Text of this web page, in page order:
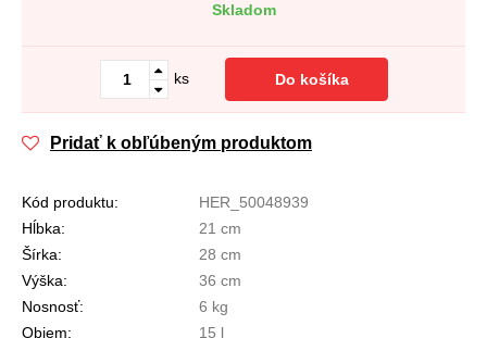
Skladom
ks Do košíka
Pridať k obľúbeným produktom
Kód produktu:
HER_50048939
Hĺbka:
21 cm
Šírka:
28 cm
Výška:
36 cm
Nosnosť:
6 kg
Objem:
15 l